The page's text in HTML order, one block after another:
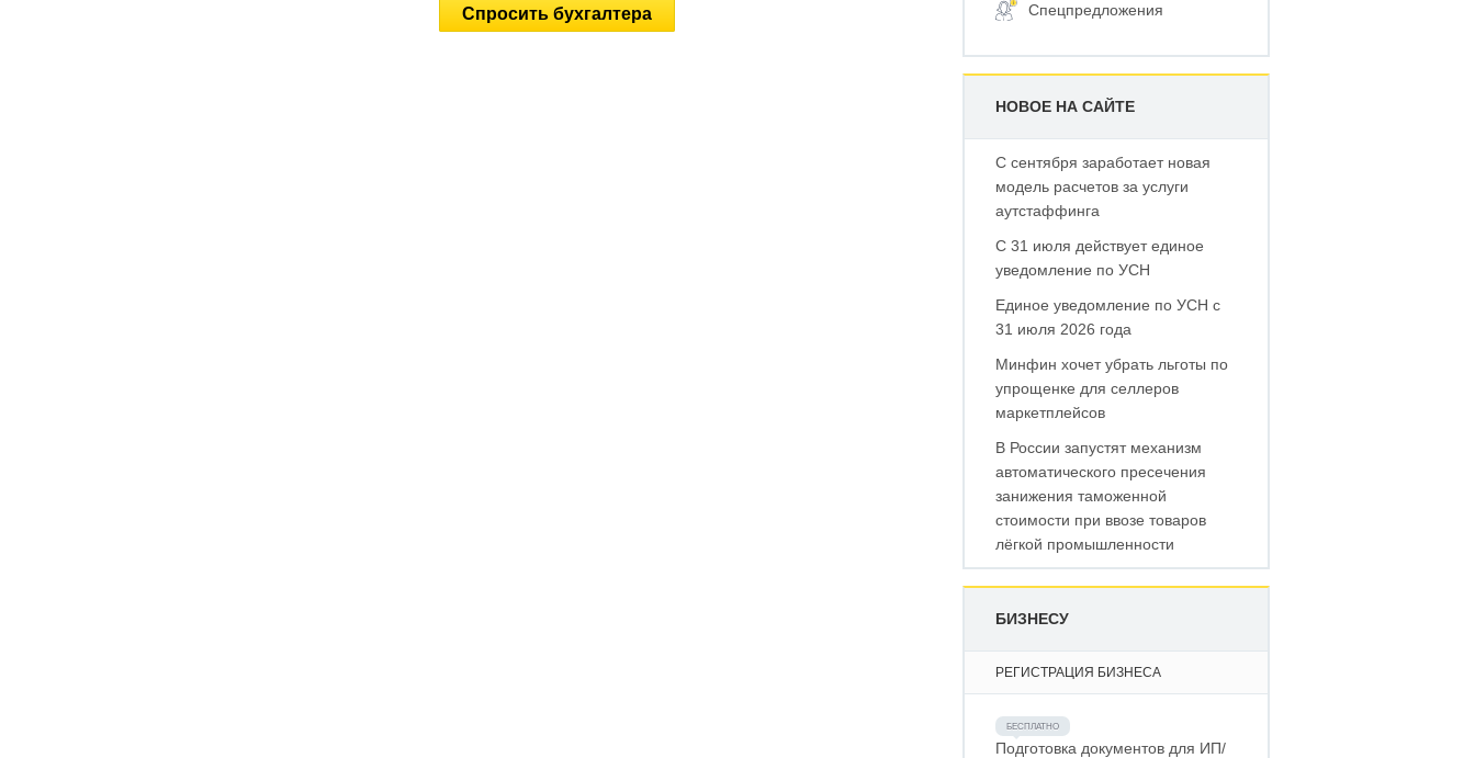
Спросить бухгалтера Спецпредложения
НОВОЕ НА САЙТЕ
С сентября заработает новая
модель расчетов за услуги
аутстаффинга
С 31 июля действует единое
уведомление по УСН
Единое уведомление по УСН с
31 июля 2026 года
Минфин хочет убрать льготы по
упрощенке для селлеров
маркетплейсов
В России запустят механизм
автоматического пресечения
занижения таможенной
стоимости при ввозе товаров
лёгкой промышленности
БИЗНЕСУ
РЕГИСТРАЦИЯ БИЗНЕСА
Подготовка документов для ИП/